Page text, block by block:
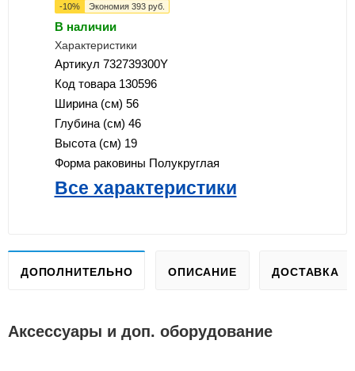
-10% Экономия 393руб.
В наличии
Характеристики
Артикул 732739300Y
Код товара 130596
Ширина (см) 56
Глубина (см) 46
Высота (см) 19
Форма раковины Полукруглая
Все характеристики
ДОПОЛНИТЕЛЬНО ОПИСАНИЕ ДОСТАВКА
Аксессуары и доп. оборудование